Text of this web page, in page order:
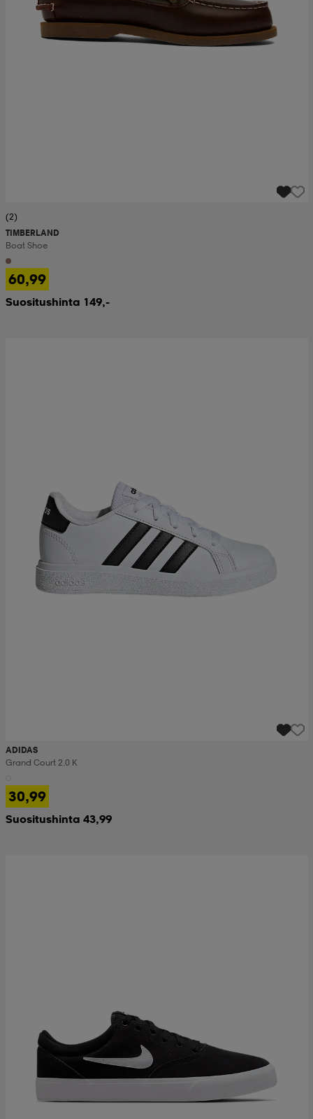
(2)
TIMBERLAND
Boat Shoe
60,99
Suositushinta 149,-
ADIDAS
Grand Court 2.0 K
30,99
Suositushinta 43,99